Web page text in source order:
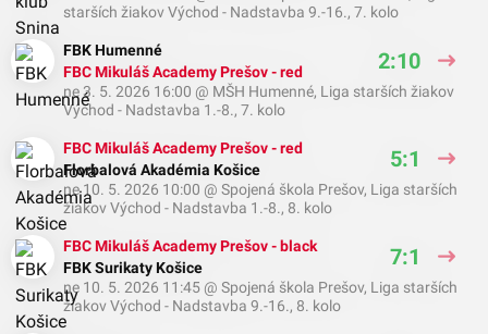
starších žiakov Východ - Nadstavba 9.-16., 7. kolo
FBK Humenné
FBC Mikuláš Academy Prešov - red
2:10
ne 3. 5. 2026 16:00 @ MŠH Humenné, Liga starších žiakov
Východ - Nadstavba 1.-8., 7. kolo
FBC Mikuláš Academy Prešov - red
Florbalová Akadémia Košice
5:1
ne 10. 5. 2026 10:00 @ Spojená škola Prešov, Liga starších
žiakov Východ - Nadstavba 1.-8., 8. kolo
FBC Mikuláš Academy Prešov - black
FBK Surikaty Košice
7:1
ne 10. 5. 2026 11:45 @ Spojená škola Prešov, Liga starších
žiakov Východ - Nadstavba 9.-16., 8. kolo